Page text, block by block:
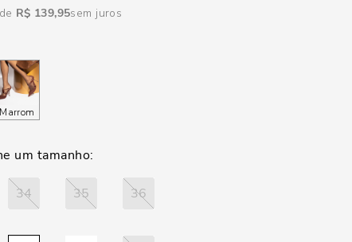
R$ 139,95sem juros
Marrom
34 35 36